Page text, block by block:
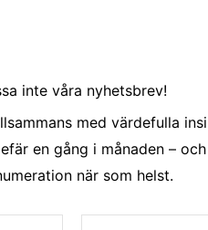
inte våra nyhetsbrev!
med värdefulla
en gång i månaden –
när som helst.